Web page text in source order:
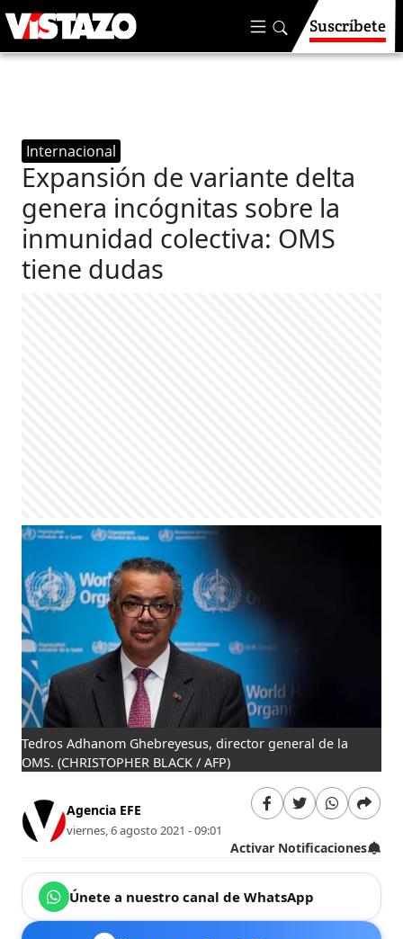
Suscríbete
Internacional
Expansión de variante delta
genera incógnitas sobre la
inmunidad colectiva: OMS
tiene dudas
Tedros Adhanom Ghebreyesus, director general de la
OMS. (CHRISTOPHER BLACK / AFP)
Agencia EFE
viernes, 6 agosto 2021 - 09:01
Activar Notificaciones
Únete a nuestro canal de WhatsApp